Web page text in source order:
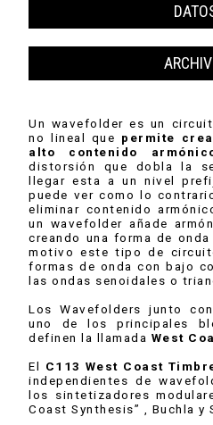
Un wavefolder es un
no lineal que permite
alto contenido
distorsión que dobla la
llegar esta a un nivel
puede ver como lo
eliminar contenido
un wavefolder añade
creando una forma de
motivo este tipo de
formas de onda con bajo
las ondas senoidales o
Los Wavefolders junto
uno de los principales
definen la llamada West
El C113 West Coast
independientes de
los sintetizadores
Coast Synthesis” , Buchla y